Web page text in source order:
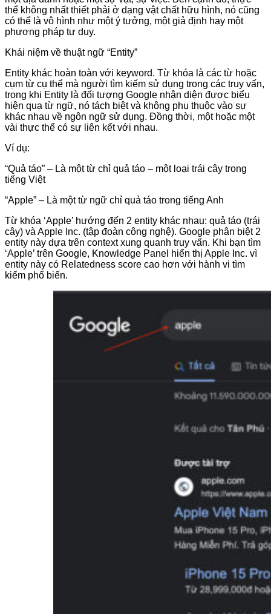
thể không nhất thiết phải ở dạng vật chất hữu hình, nó cũng
có thể là vô hình như một ý tưởng, một giả định hay một
phương pháp tư duy.
Khái niệm về thuật ngữ “Entity”
Entity khác hoàn toàn với keyword. Từ khóa là các từ hoặc
cụm từ cụ thể mà người tìm kiếm sử dụng trong các truy vấn,
trong khi Entity là đối tượng Google nhận diện được biểu
hiện qua từ ngữ, nó tách biệt và không phụ thuộc vào sự
khác nhau về ngôn ngữ sử dụng. Đồng thời, một hoặc một
vài thực thể có sự liên kết với nhau.
Ví dụ:
“Quả táo” – Là một từ chỉ quả táo – một loại trái cây trong
tiếng Việt
“Apple” – Là một từ ngữ chỉ quả táo trong tiếng Anh
Từ khóa ‘Apple’ hướng đến 2 entity khác nhau: quả táo (trái
cây) và Apple Inc. (tập đoàn công nghệ). Google phân biệt 2
entity này dựa trên context xung quanh truy vấn. Khi bạn tìm
‘Apple’ trên Google, Knowledge Panel hiển thị Apple Inc. vì
entity này có Relatedness score cao hơn với hành vi tìm
kiếm phổ biến.